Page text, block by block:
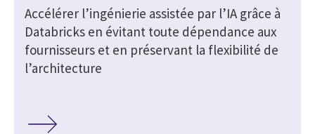
Accélérer l’ingénierie assistée par l’IA grâce à
Databricks en évitant toute dépendance aux
fournisseurs et en préservant la flexibilité de
l’architecture